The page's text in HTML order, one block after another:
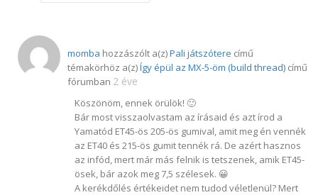
momba hozzászólt a(z)Pali játszótere című
témakörhöz a(z)Így épül az MX-5-öm (build thread) című
fórumban 2 éve
Köszönöm, ennek örülök! 🙂
Bár most visszaolvastam az írásaid és azt írod a
Yamatód ET45-ös 205-ös gumival, amit meg én vennék
az ET40 és 215-ös gumit tennék rá. De azért hasznos
az infód, mert már más felnik is tetszenek, amik ET45-
ösek, bár azok meg 7,5 szélesek. 😀
A kerékdőlés értékeidet nem tudod véletlenül? Mert